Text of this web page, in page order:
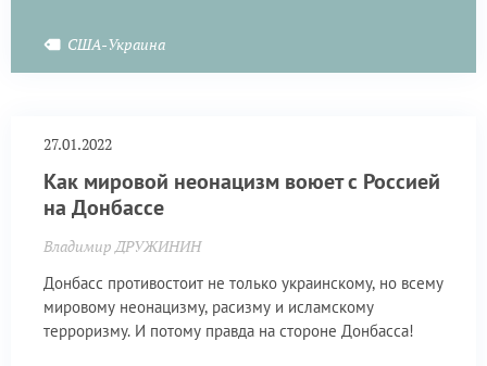
США-Украина
27.01.2022
Как мировой неонацизм воюет с Россией
на Донбассе
Владимир ДРУЖИНИН
Донбасс противостоит не только украинскому, но всему
мировому неонацизму, расизму и исламскому
терроризму. И потому правда на стороне Донбасса!